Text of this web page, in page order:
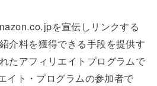
を宣伝しリンクする
介料を獲得できる手段を提供す
たアフィリエイトプログラムで
イト・プログラムの参加者で